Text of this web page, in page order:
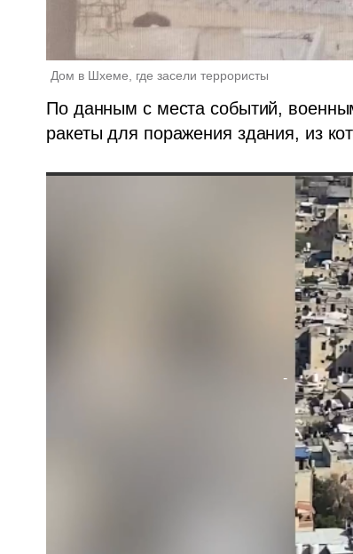
Дом в Шхеме, где засели террористы
По данным с места событий,
ракеты для поражения здания, из